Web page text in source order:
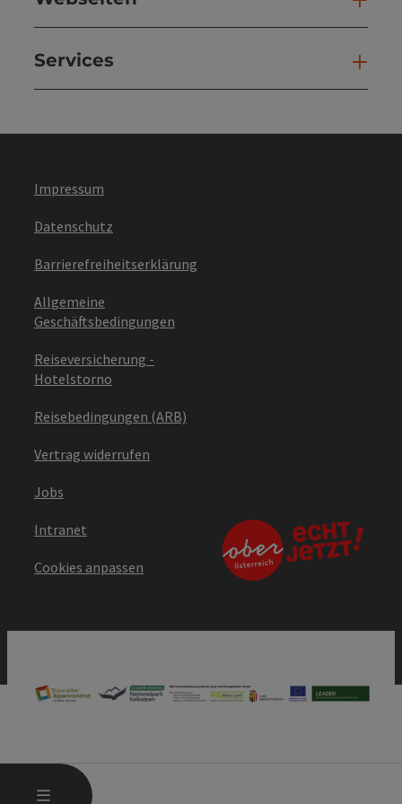
MENÜ
Services
Impressum
Datenschutz
Barrierefreiheitserklärung
Allgemeine
Geschäftsbedingungen
Reiseversicherung -
Hotelstorno
Reisebedingungen (ARB)
Vertrag widerrufen
Jobs
Intranet
Cookies anpassen